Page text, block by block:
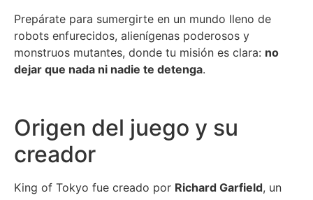
Prepárate para sumergirte en un mundo lleno de
robots enfurecidos, alienígenas poderosos y
monstruos mutantes, donde tu misión es clara: no
dejar que nada ni nadie te detenga.
Origen del juego y su
creador
King of Tokyo fue creado por Richard Garfield, un